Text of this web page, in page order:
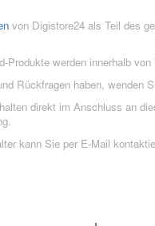
von Digistore24 als Teil des
werden innerhalb
Rückfragen haben, wenden
direkt im Anschluss an
kann Sie per E-Mail